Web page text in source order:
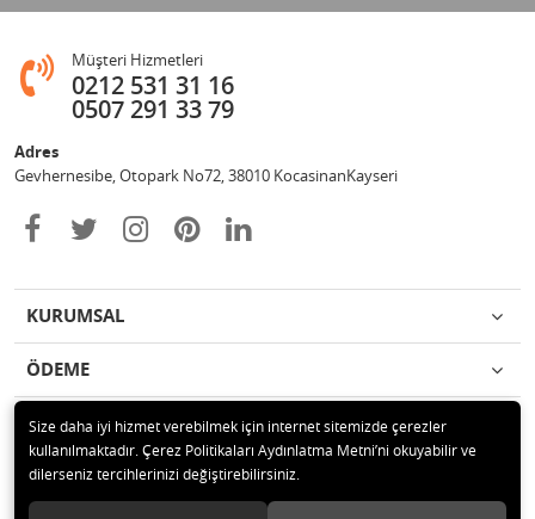
Müşteri Hizmetleri
0212 531 31 16
0507 291 33 79
Adres
Gevhernesibe, Otopark No72, 38010 KocasinanKayseri
KURUMSAL
ÖDEME
İLETİŞİM
© 2020 Çağrı Medikal Tekerlekli Sandalye Mağazası Tüm hakları saklıdır.
Size daha iyi hizmet verebilmek için internet sitemizde çerezler
kullanılmaktadır. Çerez Politikaları Aydınlatma Metni’ni okuyabilir ve
dilerseniz tercihlerinizi değiştirebilirsiniz.